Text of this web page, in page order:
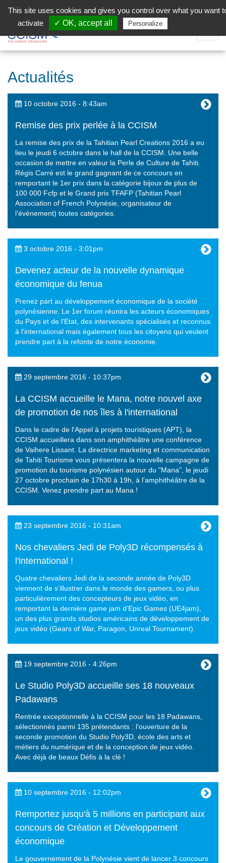
Facebook (Customer Chat) is disabled.
la
Actualités
10 octobre 2016 - 8:43am
Remise des prix perlée à la CCISM
La remise des prix de la Tahitian Pearl Creations 2016 a eu
lieu le jeudi 6 octobre dans le hall de la CCISM. Une belle
occasion de mettre en valeur la Perle de Culture de Tahiti.
Régis Carré est le grand gagnant de ce concours en
remportant le 1er prix dans la catégorie bijoux de plus de
100 000 Fcfp et le Grand prix TFAFP (Tahitian Pearl
Association of French Polynésie, organisateur de
l’événement) toutes catégories.
3 octobre 2016 - 3:01pm
Devenez acteur de la nouvelle dynamique
économique du fenua
Prenez part au développement économique de la société
polynésienne. Le 1er forum réunira les acteurs économiques
du Pays et de l'Etat, des intervenants spécialisés et reconnus
à l'international mais également tous les citoyens qui veulent
prendre part à la refonte de notre économie.
29 septembre 2016 - 10:37pm
La CCISM accueille le Mana, notre nouvel axe
de promotion de nos îles à l'international
Dans le cadre de l'Appel à projets touristiques (APT), la
CCISM accueillera dans son amphithéâtre une conférence
de Vaihere Lissant. La directrice marketing et communication
de Tahiti Tourisme vous présentera la nouvelle campagne de
promotion du tourisme polynésien autour du "Mana", le jeudi
27 octobre prochain de 17h30 à 19h, à l'amphithéâtre de la
CCISM. Venez prendre part au Mana !
23 septembre 2016 - 10:31am
Nos chevaliers Jedi de Poly3D récompensés à
l'international !
Quatre chevaliers Jedi de la seconde année de Poly3D
viennent de s’illustrer dans le monde des gamers, ou plus
particulièrement des concepteurs de jeux vidéo, en
remportant la dernière game jam d’Epic Games (UE4jam),
un des plus grands studios américains de développement de
jeux vidéo (Gears of War, Paragon, Unreal Tournament).
19 septembre 2016 - 4:26pm
Le Studio Poly3D accueille ses 18 nouveaux
Padawans
Rentrée exceptionnelle à la CCISM pour les 18 Padawans,
sélectionnés parmi 135 prétendants : l'ouverture de la
seconde promotion du Studio Poly3D, école des arts et
métiers du numérique et de la conception de jeux vidéo.
Avec déjà de beaux Défis à la clé !
10 septembre 2016 - 12:02pm
Remportez jusqu'à 5 millions en participant aux
concours de Création et Développement
économique
Le gouvernement de la Polynésie vient de lancer 3 concours
This site uses cookies and gives you control over what you want
activate
✓ OK, accept all Personalize